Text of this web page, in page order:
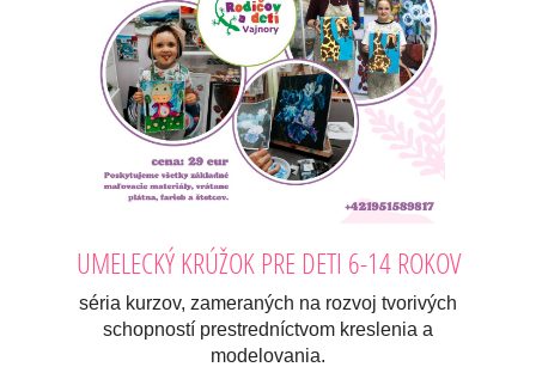
UMELECKÝ KRÚŽOK PRE DETI 6-14 ROKOV
séria kurzov, zameraných na rozvoj tvorivých
schopností prestredníctvom kreslenia a
modelovania.